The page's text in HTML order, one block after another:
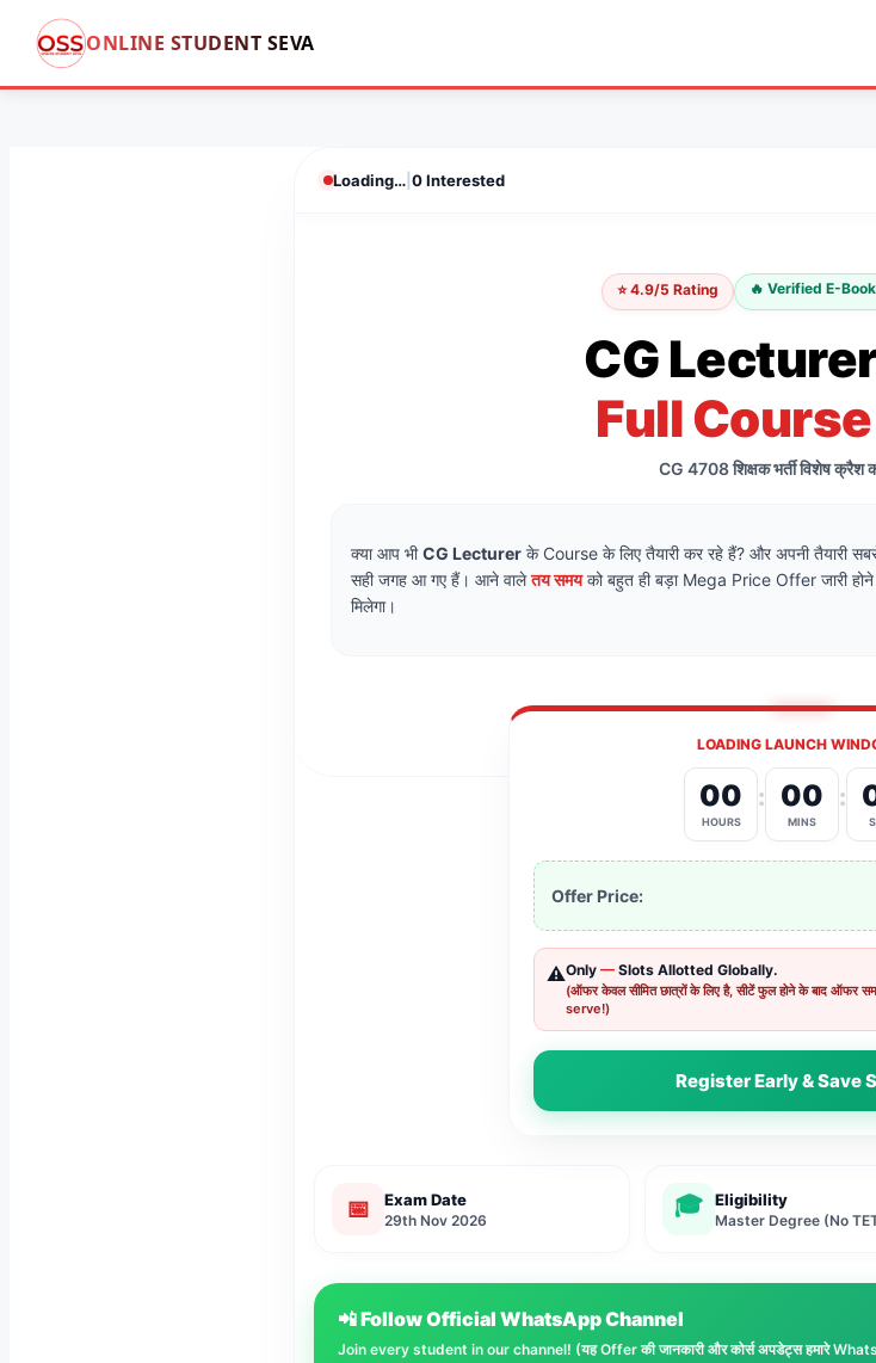
ONLINE STUDENT SEVA
Loading… 0 Interested
⭐ 4.9/5 Rating 🔥 Verified E-
CG
Full Course
CG 4708 शिक्षक भर्ती विशेष क्रैश
क्या आप भीCG Lecturer के Course के लिए तैयारी कर रहे हैं? और अपनी तैयारी
सही जगह आ गए हैं। आने वालेतय समयको बहुत ही बड़ा Mega Price Offer जारी
मिलेगा।
LOADING LAUNCH
00
HOURS
: 00
MINS
:
Offer Price:
⚠️Only — Slots Allotted Globally.
(ऑफर केवल सीमित छात्रों के लिए है, सीटें फुल होने के बाद ऑफर
serve!)
Register Early & Save
📅 Exam Date
29th Nov 2026 🎓 Eligibility
Master Degree (No
📲 Follow Official WhatsApp Channel
Join every student in our channel! (यह Offer की जानकारी और कोर्स अपडेट्स हमारे